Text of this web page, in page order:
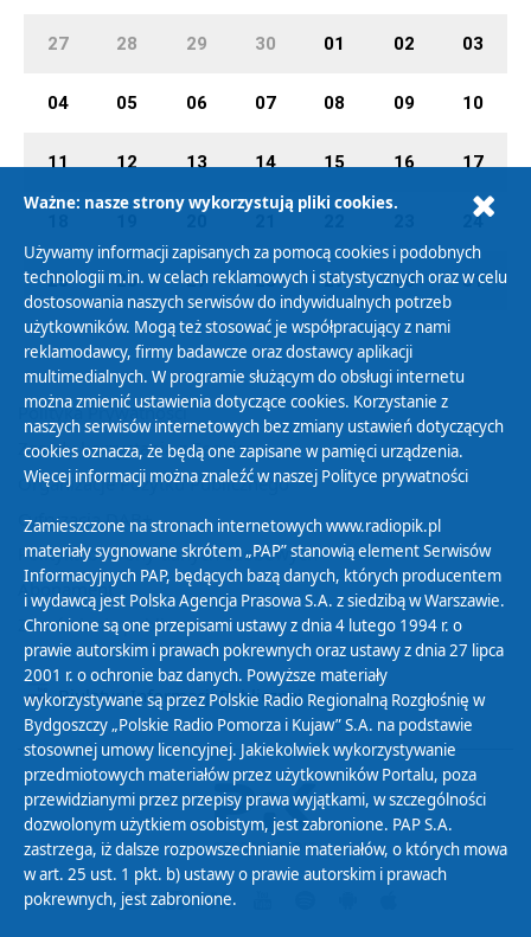
27 28 29 30 01 02 03
04 05 06 07 08 09 10
11 12 13 14 15 16 17
24
25 26 27 28 29 30 31
Polityka Prywatności
Zasady korzystania z Serwisu
Organizacje Pożytku Publicznego
Cyfryzacja DAB+
Polityka ochrony danych osobowych
Abonament
Zamówienia publiczne
Biuletyn Informacji Publicznej
Ważne: nasze strony wykorzystują pliki cookies.
Używamy informacji zapisanych za pomocą cookies i podobnych
technologii m.in. w celach reklamowych i statystycznych oraz w celu
dostosowania naszych serwisów do indywidualnych potrzeb
użytkowników. Mogą też stosować je współpracujący z nami
reklamodawcy, firmy badawcze oraz dostawcy aplikacji
multimedialnych. W programie służącym do obsługi internetu
można zmienić ustawienia dotyczące cookies. Korzystanie z
naszych serwisów internetowych bez zmiany ustawień dotyczących
cookies oznacza, że będą one zapisane w pamięci urządzenia.
Więcej informacji można znaleźć w naszej Polityce prywatności
Zamieszczone na stronach internetowych www.radiopik.pl
materiały sygnowane skrótem „PAP” stanowią element Serwisów
Informacyjnych PAP, będących bazą danych, których producentem
i wydawcą jest Polska Agencja Prasowa S.A. z siedzibą w Warszawie.
Chronione są one przepisami ustawy z dnia 4 lutego 1994 r. o
prawie autorskim i prawach pokrewnych oraz ustawy z dnia 27 lipca
2001 r. o ochronie baz danych. Powyższe materiały
wykorzystywane są przez Polskie Radio Regionalną Rozgłośnię w
Bydgoszczy „Polskie Radio Pomorza i Kujaw” S.A. na podstawie
stosownej umowy licencyjnej. Jakiekolwiek wykorzystywanie
przedmiotowych materiałów przez użytkowników Portalu, poza
przewidzianymi przez przepisy prawa wyjątkami, w szczególności
dozwolonym użytkiem osobistym, jest zabronione. PAP S.A.
zastrzega, iż dalsze rozpowszechnianie materiałów, o których mowa
w art. 25 ust. 1 pkt. b) ustawy o prawie autorskim i prawach
pokrewnych, jest zabronione.